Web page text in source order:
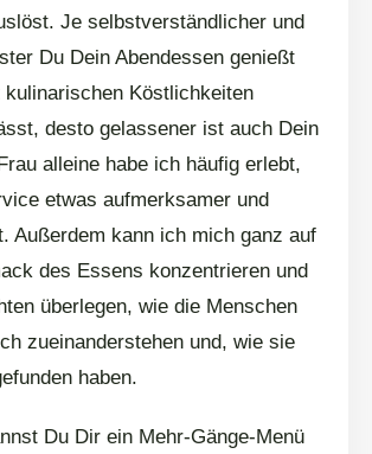
Je selbstverständlicher und
Du Dein Abendessen genießt
kulinarischen Köstlichkeiten
desto gelassener ist auch Dein
alleine habe ich häufig erlebt,
etwas aufmerksamer und
Außerdem kann ich mich ganz auf
des Essens konzentrieren und
überlegen, wie die Menschen
zueinanderstehen und, wie sie
haben.
Du Dir ein Mehr-Gänge-Menü